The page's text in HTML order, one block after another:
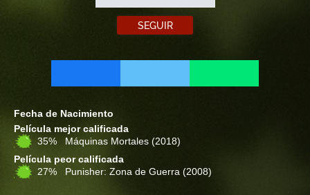
SEGUIR
Fecha de Nacimiento
Película mejor calificada
35% Máquinas Mortales (2018)
Película peor calificada
27% Punisher: Zona de Guerra (2008)